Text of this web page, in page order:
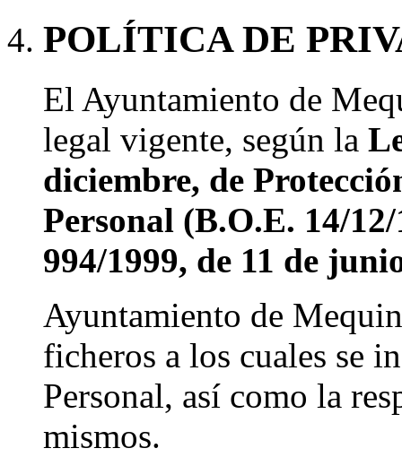
POLÍTICA DE
El Ayuntamiento de
legal vigente, según la
diciembre, de
Personal (B.O.E. 14/
994/1999, de 11 de
Ayuntamiento de
ficheros a los cuales se
Personal, así como la
mismos.